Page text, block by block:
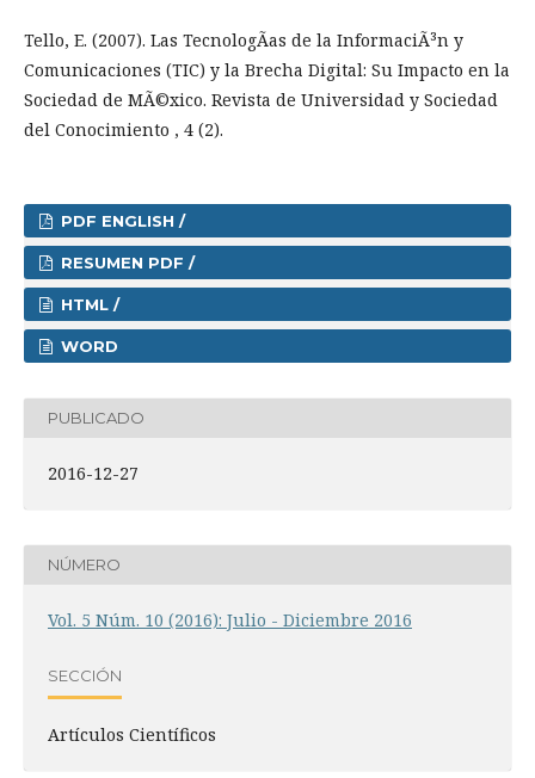
Tello, E. (2007). Las TecnologÃ­as de la InformaciÃ³n y
Comunicaciones (TIC) y la Brecha Digital: Su Impacto en la
Sociedad de MÃ©xico. Revista de Universidad y Sociedad
del Conocimiento , 4 (2).
PDF ENGLISH /
RESUMEN PDF /
HTML /
WORD
PUBLICADO
2016-12-27
NÚMERO
Vol. 5 Núm. 10 (2016): Julio - Diciembre 2016
SECCIÓN
Artículos Científicos